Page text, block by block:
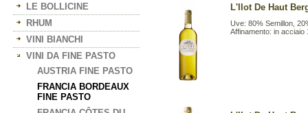
LE BOLLICINE
RHUM
VINI BIANCHI
VINI DA FINE PASTO
AUSTRIA FINE PASTO
FRANCIA BORDEAUX
FINE PASTO
L'Ilot De Haut
Uve: 80% Semillon,
Affinamento: in acciaio